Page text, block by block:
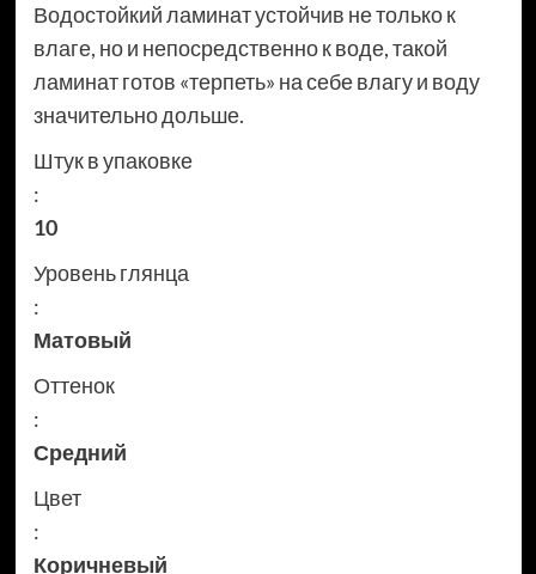
Водостойкий ламинат устойчив не только к
влаге, но и непосредственно к воде, такой
ламинат готов «терпеть» на себе влагу и воду
значительно дольше.
Штук в упаковке
:
10
Уровень глянца
:
Матовый
Оттенок
:
Средний
Цвет
:
Коричневый